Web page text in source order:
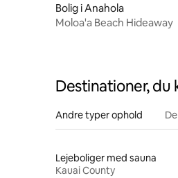
Bolig i Anahola
Moloa'a Beach Hideaway
Destinationer, du
Andre typer ophold
Lejeboliger med sauna
Kauai County